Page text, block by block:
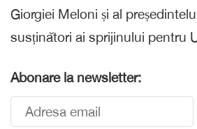
Giorgiei Meloni și al
susținători ai sprijinului pentru
Abonare la newsletter: